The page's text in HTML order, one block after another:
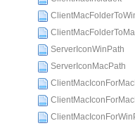
ServerIconWinPath
ServerIconMacPath